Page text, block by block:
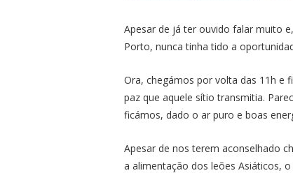
Apesar de já ter ouvido falar muito
Porto, nunca tinha tido a
Ora, chegámos por volta das 11h e
paz que aquele sítio transmitia.
ficámos, dado o ar puro e boas
Apesar de nos terem aconselhado
a alimentação dos leões Asiáticos,